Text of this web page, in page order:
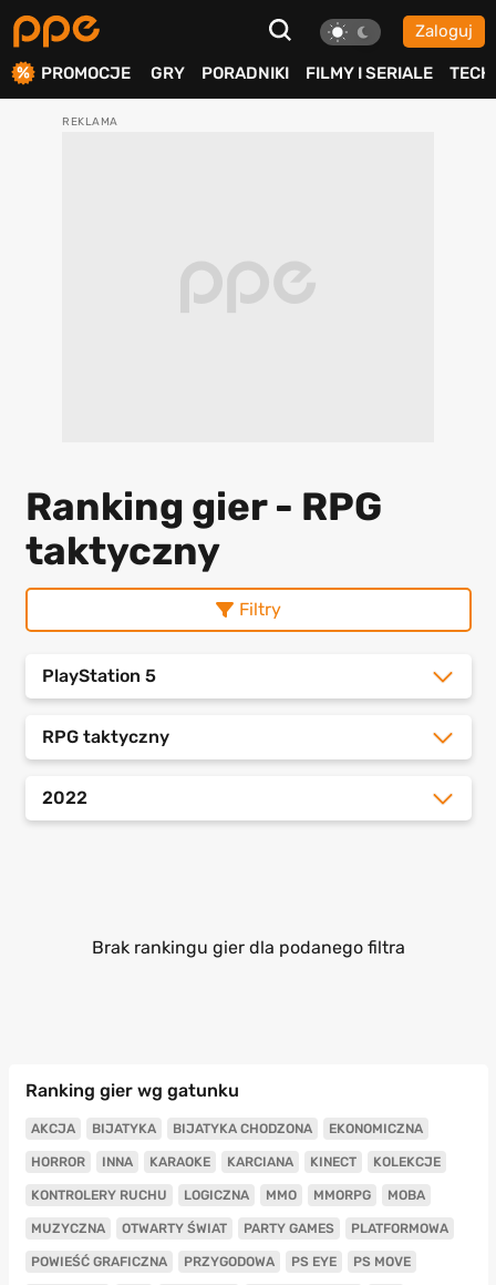
Zaloguj
PROMOCJE GRY PORADNIKI FILMY I SERIALE TECH
Ranking gier - RPG
taktyczny
Filtry
PlayStation 5
RPG taktyczny
2022
Brak rankingu gier dla podanego filtra
Ranking gier wg gatunku
AKCJA BIJATYKA BIJATYKA CHODZONA EKONOMICZNA
HORROR INNA KARAOKE KARCIANA KINECT KOLEKCJE
KONTROLERY RUCHU LOGICZNA MMO MMORPG MOBA
MUZYCZNA OTWARTY ŚWIAT PARTY GAMES PLATFORMOWA
POWIEŚĆ GRAFICZNA PRZYGODOWA PS EYE PS MOVE